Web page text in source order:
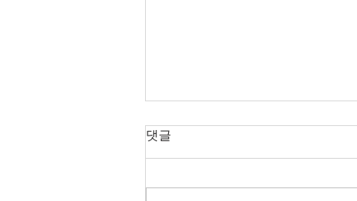
댓글